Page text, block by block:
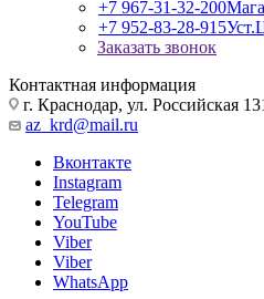
+7 967-31-32-200
+7 952-83-28-915
Заказать звонок
Контактная информация
г. Краснодар, ул. Российская
az_krd@mail.ru
Вконтакте
Instagram
Telegram
YouTube
Viber
Viber
WhatsApp